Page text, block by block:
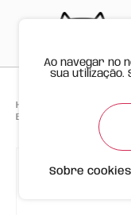
Happy Meow Produtos
Bola desportiva 2
Ao navegar no
sua utilização.
Sobre cookies